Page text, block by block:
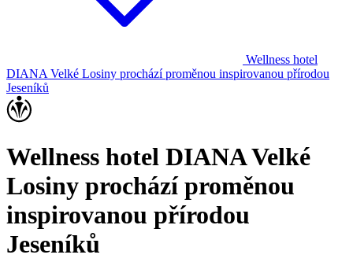
Wellness hotel
DIANA Velké Losiny prochází proměnou inspirovanou přírodou
Jeseníků
Wellness hotel DIANA Velké
Losiny prochází proměnou
inspirovanou přírodou
Jeseníků